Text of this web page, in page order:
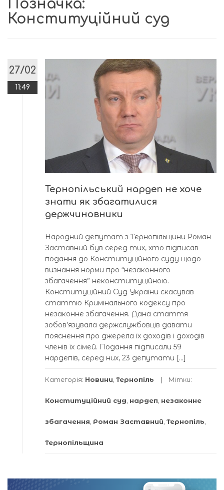
Позначка:
Конституційний суд
27/02
11:49
Тернопільський нардеп не хоче
знати як збагатилися
держчиновники
Народний депутат з Тернопільщини Роман
Заставний був серед тих, хто підписав
подання до Конституційного суду щодо
визнання норми про “незаконного
збагачення” неконституційною.
Конституційний Суд України скасував
статтю Кримінального кодексу про
незаконне збагачення. Дана стаття
зобов’язувала держслужбовців давати
пояснення про джерела їх доходів і доходів
членів їх сімей. Подання підписали 59
нардепів, серед них, 23 депутати […]
Категорія: Новини, Тернопіль Мітки:
Конституційний суд, нардеп, незаконне
збагачення, Роман Заставний, Тернопіль,
Тернопільщина